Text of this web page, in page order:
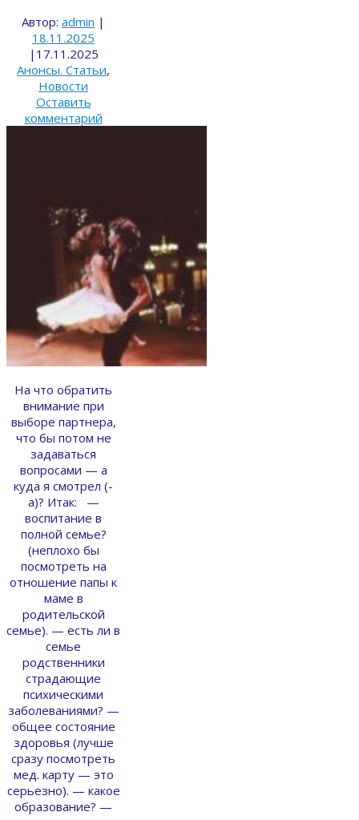
Автор: admin |
18.11.2025
| 17.11.2025
Анонсы. Статьи,
Новости
Оставить
комментарий
На что обратить
внимание при
выборе партнера,
что бы потом не
задаваться
вопросами — а
куда я смотрел (-
а)? Итак: —
воспитание в
полной семье?
(неплохо бы
посмотреть на
отношение папы к
маме в
родительской
семье). — есть ли в
семье
родственники
страдающие
психическими
заболеваниями? —
общее состояние
здоровья (лучше
сразу посмотреть
мед. карту — это
серьезно). — какое
образование? —